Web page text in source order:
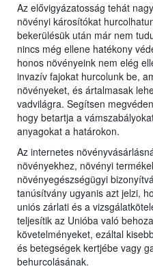
Az elővigyázatosság tehát
növényi károsítókat
bekerülésük után már nem
nincs még ellene hatékony
honos növényeink nem elég
invazív fajokat hurcolunk be,
növényeket, és ártalmasak
vadvilágra. Segítsen
hogy betartja a
anyagokat a határokon.
Az internetes
növényekhez, növényi
növényegészségügyi
tanúsítvány ugyanis azt jelzi,
uniós zárlati és a
teljesítik az Unióba való
követelményeket, ezáltal
és betegségek kertjébe vagy
behurcolásának.